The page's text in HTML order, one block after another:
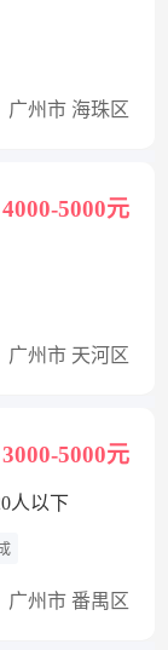
广州市 海珠区
4000-5000元
广州市 天河区
3000-5000元
人以下
广州市 番禺区